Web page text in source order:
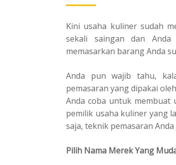
Kini usaha kuliner sudah
sekali saingan dan
memasarkan barang Anda
Anda pun wajib tahu,
pemasaran yang dipakai
Anda coba untuk membuat
pemilik usaha kuliner yang
saja, teknik pemasaran
Pilih Nama Merek Yang